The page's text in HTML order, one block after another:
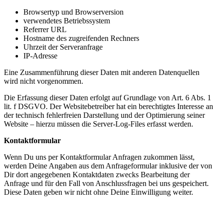
Browsertyp und Browserversion
verwendetes Betriebssystem
Referrer URL
Hostname des zugreifenden Rechners
Uhrzeit der Serveranfrage
IP-Adresse
Eine Zusammenführung dieser Daten mit anderen Datenquellen
wird nicht vorgenommen.
Die Erfassung dieser Daten erfolgt auf Grundlage von Art. 6 Abs. 1
lit. f DSGVO. Der Websitebetreiber hat ein berechtigtes Interesse an
der technisch fehlerfreien Darstellung und der Optimierung seiner
Website – hierzu müssen die Server-Log-Files erfasst werden.
Kontaktformular
Wenn Du uns per Kontaktformular Anfragen zukommen lässt,
werden Deine Angaben aus dem Anfrageformular inklusive der von
Dir dort angegebenen Kontaktdaten zwecks Bearbeitung der
Anfrage und für den Fall von Anschlussfragen bei uns gespeichert.
Diese Daten geben wir nicht ohne Deine Einwilligung weiter.